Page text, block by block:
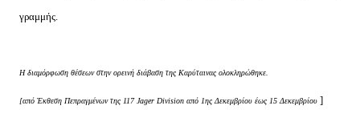
γραμμής.
Η διαμόρφωση θέσεων στην ορεινή διάβαση της Καρύταινας ολοκληρώθηκε.
[από Έκθεση Πεπραγμένων της 117 Jager Division από 1ης Δεκεμβρίου έως 15 Δεκεμβρίου ]